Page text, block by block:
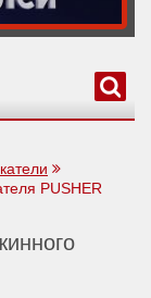
PUSHER